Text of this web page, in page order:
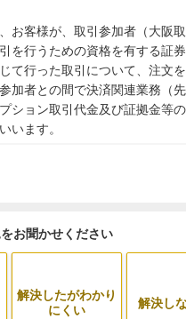
お客様が、取引参加者（大阪
を行うための資格を有する証
て行った取引について、注文
加者との間で決済関連業務（
ション取引代金及び証拠金等
います。
お聞かせください
解決したがわかり
にくい
解決し